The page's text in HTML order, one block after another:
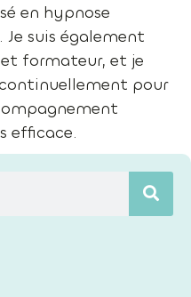
en hypnose
suis également
formateur, et je
pour
efficace.